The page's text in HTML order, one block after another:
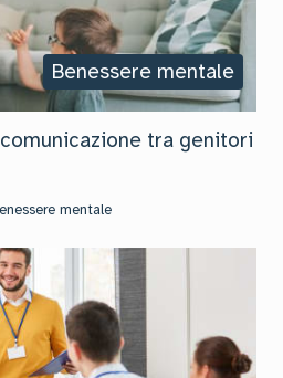
Benessere mentale
tra genitori
mentale